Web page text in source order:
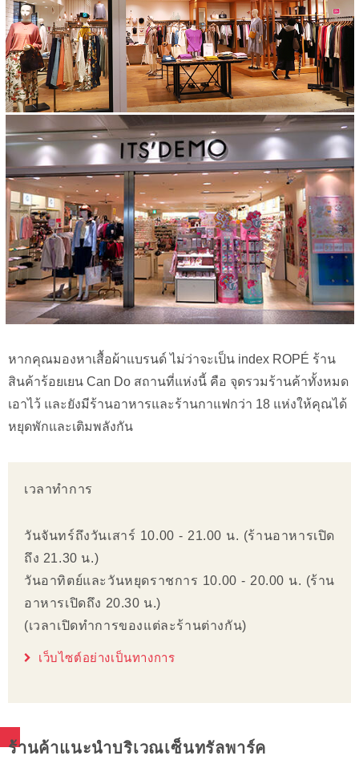
หากคุณมองหาเสื้อผ้าแบรนด์ ไม่ว่าจะเป็น index ROPÉ ร้าน
สินค้าร้อยเยน Can Do สถานที่แห่งนี้ คือ จุดรวมร้านค้าทั้งหมด
เอาไว้ และยังมีร้านอาหารและร้านกาแฟกว่า 18 แห่งให้คุณได้
หยุดพักและเติมพลังกัน
เวลาทำการ
วันจันทร์ถึงวันเสาร์ 10.00 - 21.00 น. (ร้านอาหารเปิด
ถึง 21.30 น.)
วันอาทิตย์และวันหยุดราชการ 10.00 - 20.00 น. (ร้าน
อาหารเปิดถึง 20.30 น.)
(เวลาเปิดทำการของแต่ละร้านต่างกัน)
เว็บไซต์อย่างเป็นทางการ
ร้านค้าแนะนำบริเวณเซ็นทรัลพาร์ค